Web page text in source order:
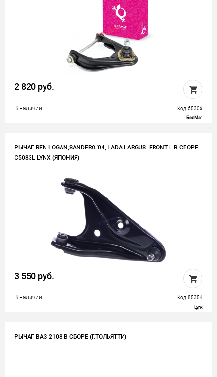
2 820 руб.
В наличии Код: 65306
БелМаг
РЫЧАГ REN.LOGAN,SANDERO '04, LADA LARGUS- FRONT L В СБОРЕ
C5083L LYNX (ЯПОНИЯ)
3 550 руб.
В наличии Код: 85354
Lynx
РЫЧАГ ВАЗ-2108 В СБОРЕ (Г.ТОЛЬЯТТИ)